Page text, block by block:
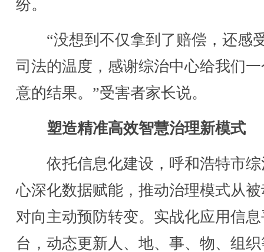
纷。
“没想到不仅拿到了赔偿，还感
司法的温度，感谢综治中心给我们
意的结果。”受害者家长说。
塑造精准高效智慧治理新模式
依托信息化建设，呼和浩特市综
心深化数据赋能，推动治理模式从
对向主动预防转变。实战化应用信
台，动态更新人、地、事、物、组